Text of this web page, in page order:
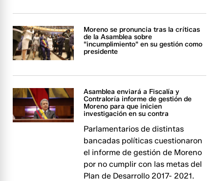
Moreno se pronuncia tras la críticas
de la Asamblea sobre
"incumplimiento" en su gestión como
presidente
Asamblea enviará a Fiscalía y
Contraloría informe de gestión de
Moreno para que inicien
investigación en su contra
Parlamentarios de distintas
bancadas políticas cuestionaron
el informe de gestión de Moreno
por no cumplir con las metas del
Plan de Desarrollo 2017- 2021.